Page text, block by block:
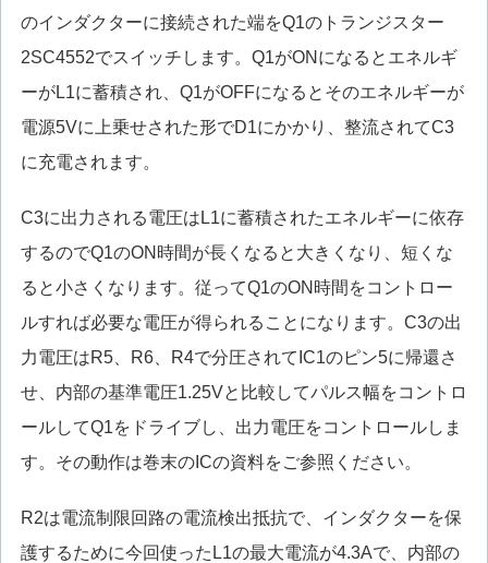
のインダクターに接続された端をQ1のトランジスター
2SC4552でスイッチします。Q1がONになるとエネルギ
ーがL1に蓄積され、Q1がOFFになるとそのエネルギーが
電源5Vに上乗せされた形でD1にかかり、整流されてC3
に充電されます。
C3に出力される電圧はL1に蓄積されたエネルギーに依存
するのでQ1のON時間が長くなると大きくなり、短くな
ると小さくなります。従ってQ1のON時間をコントロー
ルすれば必要な電圧が得られることになります。C3の出
力電圧はR5、R6、R4で分圧されてIC1のピン5に帰還さ
せ、内部の基準電圧1.25Vと比較してパルス幅をコントロ
ールしてQ1をドライブし、出力電圧をコントロールしま
す。その動作は巻末のICの資料をご参照ください。
R2は電流制限回路の電流検出抵抗で、インダクターを保
護するために今回使ったL1の最大電流が4.3Aで、内部の